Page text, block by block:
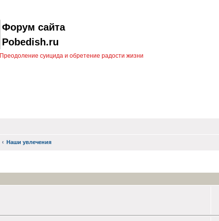
Форум сайта
Pobedish.ru
Преодоление суицида и обретение радости жизни
Наши увлечения